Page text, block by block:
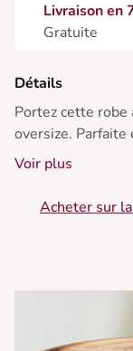
Livraison en
Gratuite
Détails
Portez cette robe
oversize. Parfaite
• Robe droite
• Sans manches
Voir plus
Acheter sur